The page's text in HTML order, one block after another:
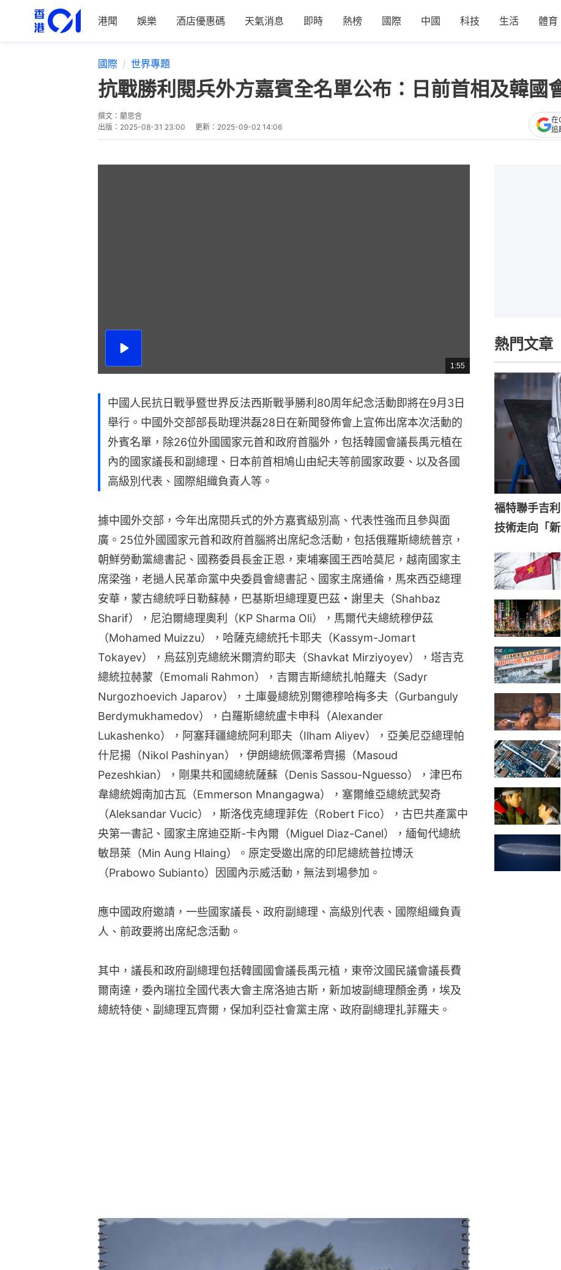
港聞 娛樂 酒店優惠碼 天氣消息 即時 熱榜 國際 中國 科技 生活 體育
國際 世界專題
抗戰勝利閱兵外方嘉賓全名單公布：日前首相及韓國
撰文： 藺思含
出版： 2025-08-31 23:00 更新： 2025-09-02 14:06
在
追
播
總
共
1:55
中國人民抗日戰爭暨世界反法西斯戰爭勝利80周年紀念活動即將在9月3日
舉行。中國外交部部長助理洪磊28日在新聞發佈會上宣佈出席本次活動的
外賓名單，除26位外國國家元首和政府首腦外，包括韓國會議長禹元植在
內的國家議長和副總理、日本前首相鳩山由紀夫等前國家政要、以及各國
高級別代表、國際組織負責人等。
據中國外交部，今年出席閱兵式的外方嘉賓級別高、代表性強而且參與面
廣。25位外國國家元首和政府首腦將出席紀念活動，包括俄羅斯總統普京，
朝鮮勞動黨總書記、國務委員長金正恩，柬埔寨國王西哈莫尼，越南國家主
席梁強，老撾人民革命黨中央委員會總書記、國家主席通倫，馬來西亞總理
安華，蒙古總統呼日勒蘇赫，巴基斯坦總理夏巴茲・謝里夫（Shahbaz
Sharif），尼泊爾總理奧利（KP Sharma Oli），馬爾代夫總統穆伊茲
（Mohamed Muizzu），哈薩克總統托卡耶夫（Kassym-Jomart
Tokayev），烏茲別克總統米爾濟約耶夫（Shavkat Mirziyoyev），塔吉克
總統拉赫蒙（Emomali Rahmon），吉爾吉斯總統扎帕羅夫（Sadyr
Nurgozhoevich Japarov），土庫曼總統別爾德穆哈梅多夫（Gurbanguly
Berdymukhamedov），白羅斯總統盧卡申科（Alexander
Lukashenko），阿塞拜疆總統阿利耶夫（Ilham Aliyev），亞美尼亞總理帕
什尼揚（Nikol Pashinyan），伊朗總統佩澤希齊揚（Masoud
Pezeshkian），剛果共和國總統薩蘇（Denis Sassou-Nguesso），津巴布
韋總統姆南加古瓦（Emmerson Mnangagwa），塞爾維亞總統武契奇
（Aleksandar Vucic），斯洛伐克總理菲佐（Robert Fico），古巴共產黨中
央第一書記、國家主席迪亞斯-卡內爾（Miguel Diaz-Canel），緬甸代總統
敏昂萊（Min Aung Hlaing）。原定受邀出席的印尼總統普拉博沃
（Prabowo Subianto）因國內示威活動，無法到場參加。
應中國政府邀請，一些國家議長、政府副總理、高級別代表、國際組織負責
人、前政要將出席紀念活動。
其中，議長和政府副總理包括韓國國會議長禹元植，東帝汶國民議會議長費
爾南達，委內瑞拉全國代表大會主席洛迪古斯，新加坡副總理顏金勇，埃及
總統特使、副總理瓦齊爾，保加利亞社會黨主席、政府副總理扎菲羅夫。
熱門文章
福特聯手吉
技術走向「新